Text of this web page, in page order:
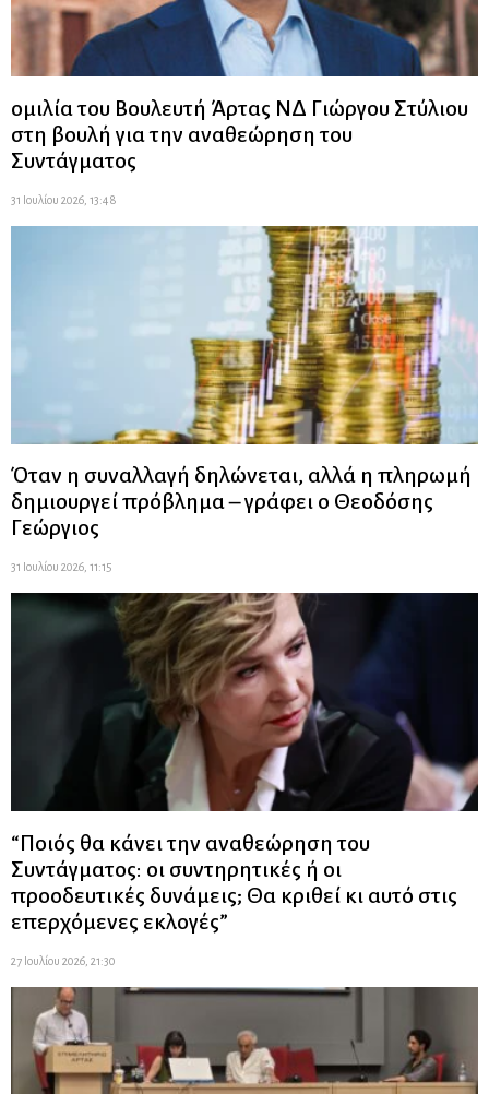
ομιλία του Βουλευτή Άρτας ΝΔ Γιώργου Στύλιου
στη βουλή για την αναθεώρηση του
Συντάγματος
31 Ιουλίου 2026, 13:48
Όταν η συναλλαγή δηλώνεται, αλλά η πληρωμή
δημιουργεί πρόβλημα – γράφει ο Θεοδόσης
Γεώργιος
31 Ιουλίου 2026, 11:15
“Ποιός θα κάνει την αναθεώρηση του
Συντάγματος: οι συντηρητικές ή οι
προοδευτικές δυνάμεις; Θα κριθεί κι αυτό στις
επερχόμενες εκλογές”
27 Ιουλίου 2026, 21:30